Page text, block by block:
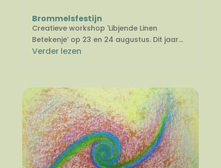
Brommelsfestijn
Creatieve workshop 'Libjende Linen
Betekenje’ op 23 en 24 augustus. Dit jaar...
Verder lezen